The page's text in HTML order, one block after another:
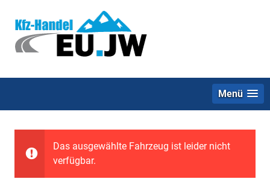
Menü
Das ausgewählte Fahrzeug ist leider nicht
verfügbar.